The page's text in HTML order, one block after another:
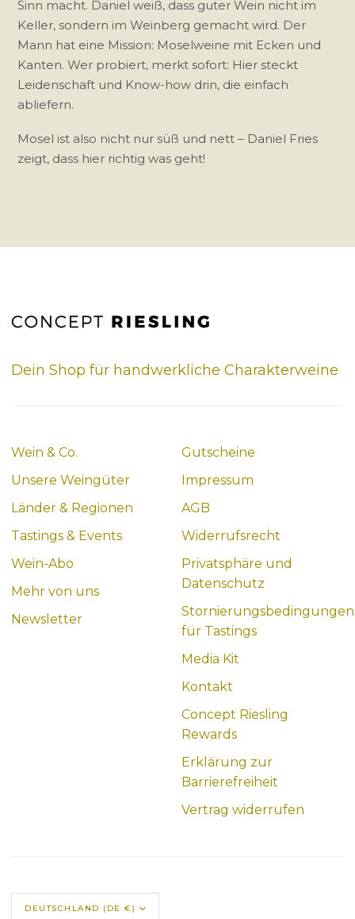
Sinn macht. Daniel weiß, dass guter Wein nicht im
Keller, sondern im Weinberg gemacht wird. Der
Mann hat eine Mission: Moselweine mit Ecken und
Kanten. Wer probiert, merkt sofort: Hier steckt
Leidenschaft und Know-how drin, die einfach
abliefern.
Mosel ist also nicht nur süß und nett – Daniel Fries
zeigt, dass hier richtig was geht!
Dein Shop für handwerkliche Charakterweine
Wein & Co.
Unsere Weingüter
Länder & Regionen
Tastings & Events
Wein-Abo
Mehr von uns
Newsletter
Gutscheine
Impressum
AGB
Widerrufsrecht
Privatsphäre und
Datenschutz
Stornierungsbedingungen
für Tastings
Media Kit
Kontakt
Concept Riesling
Rewards
Erklärung zur
Barrierefreiheit
Vertrag widerrufen
DEUTSCHLAND (DE €)